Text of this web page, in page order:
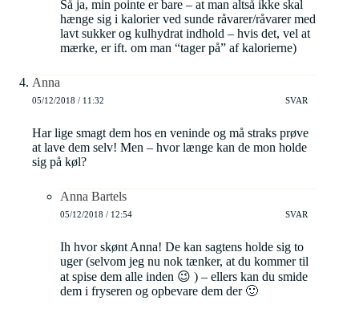
Så ja, min pointe er bare – at man altså ikke skal
hænge sig i kalorier ved sunde råvarer/råvarer med
lavt sukker og kulhydrat indhold – hvis det, vel at
mærke, er ift. om man “tager på” af kalorierne)
Anna
05/12/2018 / 11:32 SVAR
Har lige smagt dem hos en veninde og må straks prøve
at lave dem selv! Men – hvor længe kan de mon holde
sig på køl?
Anna Bartels
05/12/2018 / 12:54 SVAR
Ih hvor skønt Anna! De kan sagtens holde sig to
uger (selvom jeg nu nok tænker, at du kommer til
at spise dem alle inden 😉 ) – ellers kan du smide
dem i fryseren og opbevare dem der 🙂